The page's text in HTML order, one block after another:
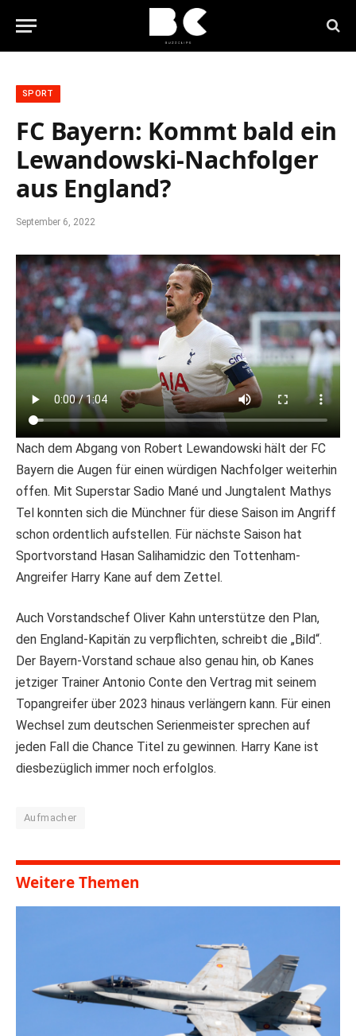
SPORT
FC Bayern: Kommt bald ein
Lewandowski-Nachfolger
aus England?
September 6, 2022
Nach dem Abgang von Robert Lewandowski hält der FC
Bayern die Augen für einen würdigen Nachfolger weiterhin
offen. Mit Superstar Sadio Mané und Jungtalent Mathys
Tel konnten sich die Münchner für diese Saison im Angriff
schon ordentlich aufstellen. Für nächste Saison hat
Sportvorstand Hasan Salihamidzic den Tottenham-
Angreifer Harry Kane auf dem Zettel.
Auch Vorstandschef Oliver Kahn unterstütze den Plan,
den England-Kapitän zu verpflichten, schreibt die „Bild“.
Der Bayern-Vorstand schaue also genau hin, ob Kanes
jetziger Trainer Antonio Conte den Vertrag mit seinem
Topangreifer über 2023 hinaus verlängern kann. Für einen
Wechsel zum deutschen Serienmeister sprechen auf
jeden Fall die Chance Titel zu gewinnen. Harry Kane ist
diesbezüglich immer noch erfolglos.
Aufmacher
Weitere Themen